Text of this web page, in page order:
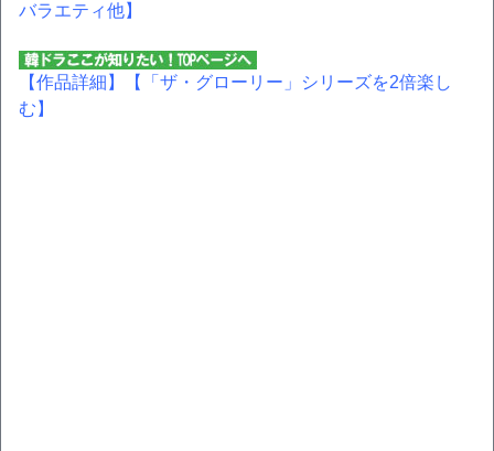
バラエティ他】
【作品詳細】
【「ザ・グローリー」シリーズを2倍楽し
む】